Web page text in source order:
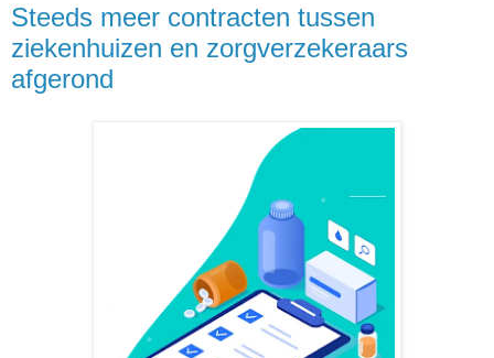
Steeds meer contracten tussen
ziekenhuizen en zorgverzekeraars
afgerond